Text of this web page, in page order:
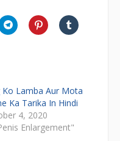
Ko Lamba Aur Mota
Ka Tarika In Hindi
4, 2020
Enlargement"